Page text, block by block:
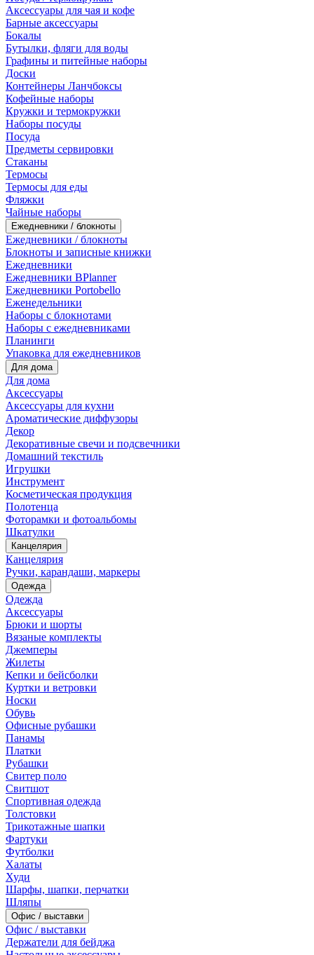
Аксессуары для чая и кофе
Барные аксессуары
Бокалы
Бутылки, фляги для воды
Графины и питейные наборы
Доски
Контейнеры Ланчбоксы
Кофейные наборы
Кружки и термокружки
Наборы посуды
Посуда
Предметы сервировки
Стаканы
Термосы
Термосы для еды
Фляжки
Чайные наборы
Ежедневники / блокноты
Ежедневники / блокноты
Блокноты и записные книжки
Ежедневники
Ежедневники BPlanner
Ежедневники Portobello
Еженедельники
Наборы с блокнотами
Наборы с ежедневниками
Планинги
Упаковка для ежедневников
Для дома
Для дома
Аксессуары
Аксессуары для кухни
Ароматические диффузоры
Декор
Декоративные свечи и подсвечники
Домашний текстиль
Игрушки
Инструмент
Косметическая продукция
Полотенца
Фоторамки и фотоальбомы
Шкатулки
Канцелярия
Канцелярия
Ручки, карандаши, маркеры
Одежда
Одежда
Аксессуары
Брюки и шорты
Вязаные комплекты
Джемперы
Жилеты
Кепки и бейсболки
Куртки и ветровки
Носки
Обувь
Офисные рубашки
Панамы
Платки
Рубашки
Свитер поло
Свитшот
Спортивная одежда
Толстовки
Трикотажные шапки
Фартуки
Футболки
Халаты
Худи
Шарфы, шапки, перчатки
Шляпы
Офис / выставки
Офис / выставки
Держатели для бейджа